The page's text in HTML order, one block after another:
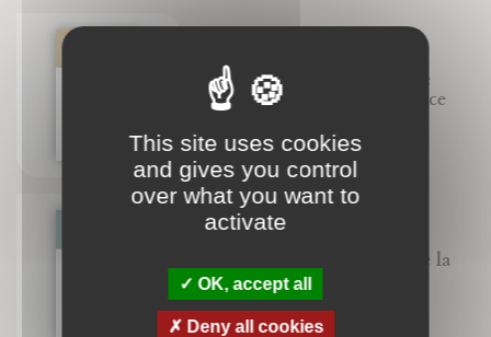
Maximin, Sidoine et Lazare
dans la Tradition de Provence
Six chemins pour connaître la
sagesse et l'intelligence
Jean-François Froger
This site uses cookies
and gives you control
over what you want to
activate
OK, accept all
Deny all cookies